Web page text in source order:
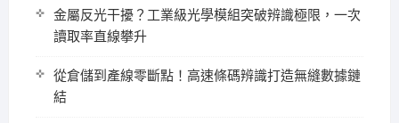
金屬反光干擾？工業級光學模組突破辨識極限，一次
讀取率直線攀升
從倉儲到產線零斷點！高速條碼辨識打造無縫數據鏈
結